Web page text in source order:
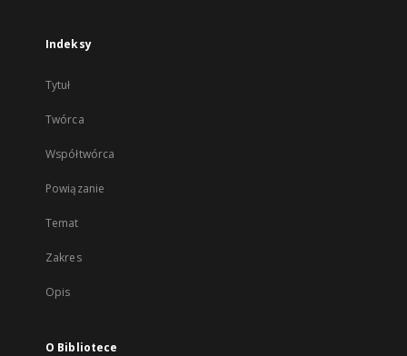
Indeksy
Tytuł
Twórca
Współtwórca
Powiązanie
Temat
Zakres
Opis
O Bibliotece